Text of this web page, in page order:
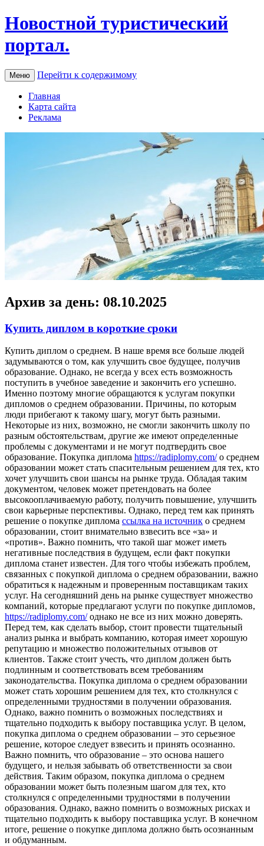
Новостной туристический
портал.
Меню Перейти к содержимому
Главная
Карта сайта
Реклама
Архив за день: 08.10.2025
Купить диплом в короткие сроки
Купить диплoм o срeднeм. В наше время все больше людей
задумываются о том, как улучшить свое будущее, получив
образование. Однако, не всегда у всех есть возможность
поступить в учебное заведение и закончить его успешно.
Именно поэтому многие обращаются к услугам покупки
дипломов о среднем образовании. Причины, по которым
люди прибегают к такому шагу, могут быть разными.
Некоторые из них, возможно, не смогли закончить школу по
разным обстоятельствам, другие же имеют определенные
проблемы с документами и не могут подтвердить свое
образование. Покупка диплома https://radiplomy.com/о среднем
образовании может стать спасительным решением для тех, кто
хочет улучшить свои шансы на рынке труда. Обладая таким
документом, человек может претендовать на более
высокооплачиваемую работу, получить повышение, улучшить
свои карьерные перспективы. Однако, перед тем как принять
решение о покупке диплома ссылка на источник о среднем
образовании, стоит внимательно взвесить все «за» и
«против». Важно помнить, что такой шаг может иметь
негативные последствия в будущем, если факт покупки
диплома станет известен. Для того чтобы избежать проблем,
связанных с покупкой диплома о среднем образовании, важно
обратиться к надежным и проверенным поставщикам таких
услуг. На сегодняшний день на рынке существует множество
компаний, которые предлагают услуги по покупке дипломов,
https://radiplomy.com/однако не все из них можно доверять.
Перед тем, как сделать выбор, стоит провести тщательный
анализ рынка и выбрать компанию, которая имеет хорошую
репутацию и множество положительных отзывов от
клиентов. Также стоит учесть, что диплом должен быть
подлинным и соответствовать всем требованиям
законодательства. Покупка диплома о среднем образовании
может стать хорошим решением для тех, кто столкнулся с
определенными трудностями в получении образования.
Однако, важно помнить о возможных последствиях и
тщательно подходить к выбору поставщика услуг. В целом,
покупка диплома о среднем образовании – это серьезное
решение, которое следует взвесить и принять осознанно.
Важно помнить, что образование – это основа нашего
будущего, и нельзя забывать об ответственности за свои
действия. Таким образом, покупка диплома о среднем
образовании может быть полезным шагом для тех, кто
столкнулся с определенными трудностями в получении
образования. Однако, важно помнить о возможных рисках и
тщательно подходить к выбору поставщика услуг. В конечном
итоге, решение о покупке диплома должно быть осознанным
и обдуманным.